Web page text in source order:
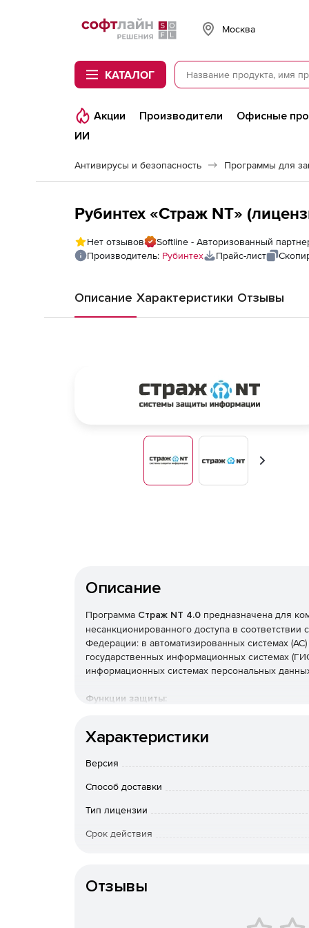
Softline
Москва
КАТАЛОГ
Акции Производители Офисные
ИИ
Антивирусы и безопасность Программы для
Рубинтех «Страж NТ»
Нет отзывов
Softline - Авторизованный
Производитель: Рубинтех Прайс-лист
Описание Характеристики Отзывы
Вперед
Описание
Программа Страж NT 4.0 предназначена для
несанкционированного доступа в соответствии
Федерации: в автоматизированных системах
государственных информационных системах
информационных системах персональных
Функции защиты:
среды) с использованием аппаратных
3,5.
Мандатный принцип контроля доступа к
одновременной работы с документами
Создание замкнутой программной среды
Характеристики
Версия
Способ доставки
Тип лицензии
Срок действия
Отзывы